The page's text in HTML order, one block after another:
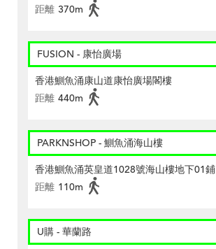
距離 370m
FUSION - 康怡廣場
香港鰂魚涌康山道康怡廣場閣樓
距離 440m
PARKNSHOP - 鰂魚涌海山樓
香港鰂魚涌英皇道1028號海山樓地下01鋪
距離 110m
U購 - 華蘭路